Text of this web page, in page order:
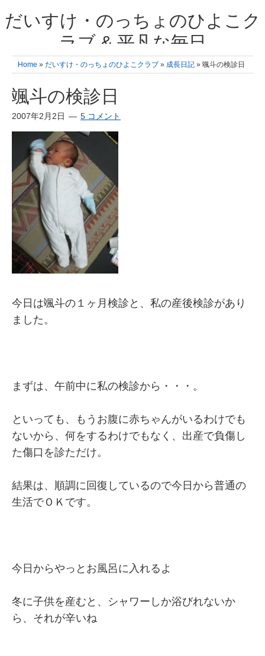
だいすけ・のっちょのひよこク
ラブ & 平凡な毎日
我が家の3人のひよこ成長日記と雑記 何十年後かに、大きくなったひよ
こ達とこの成長記を読み返すことを夢見て。& 3児ママの平凡日記 日々
Home » だいすけ・のっちょのひよこクラブ » 成長日記 » 颯斗の検診日
颯斗の検診日
2007年2月2日 5 コメント
今日は颯斗の１ヶ月検診と、私の産後検診があり
ました。
まずは、午前中に私の検診から・・・。
といっても、もうお腹に赤ちゃんがいるわけでも
ないから、何をするわけでもなく、出産で負傷し
た傷口を診ただけ。
結果は、順調に回復しているので今日から普通の
生活でＯＫです。
今日からやっとお風呂に入れるよ
冬に子供を産むと、シャワーしか浴びれないか
ら、それが辛いね